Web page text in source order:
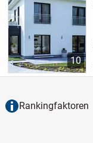
10
Rankingfaktoren